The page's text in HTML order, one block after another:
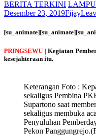
BERITA TERKINI
Desember 23, 2019Fijay
PRINGSEWU | Kegiatan
kesejahteraan itu.
Keterangan Foto :
sekaligus Pembina
Supartono saat
sekaligus membuka
Penyuluhan
Pekon